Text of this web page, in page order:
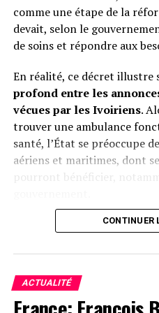
des raisons où l’intérêt
calculs personnels.
Le Sahel paie aujourd’hui le
la sincérité humanitaire
discutable. Et si la justice
Sarkozy, c’est bien la
stratégie française en Libye
dont l’Afrique ne s’est
Facebook
Twitter
Email
Comments
comme une étape de la
devait, selon le
de soins et répondre aux
En réalité, ce décret illustre
profond entre les
vécues par les Ivoiriens.
trouver une ambulance
santé, l’État se préoccupe
aériens et maritimes, dont
pourront bénéficier,
Pendant que les hôpitaux
vétustes, pénurie de
médicaments), occasionnant
majorité des populations à
en zones rurales, ’État met
CONTINUER
ACTUALITÉ